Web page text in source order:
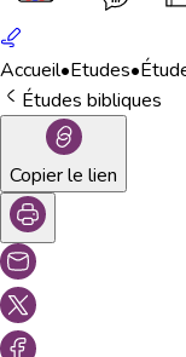
Accueil•Etudes•
Études bibliques
Copier le lien